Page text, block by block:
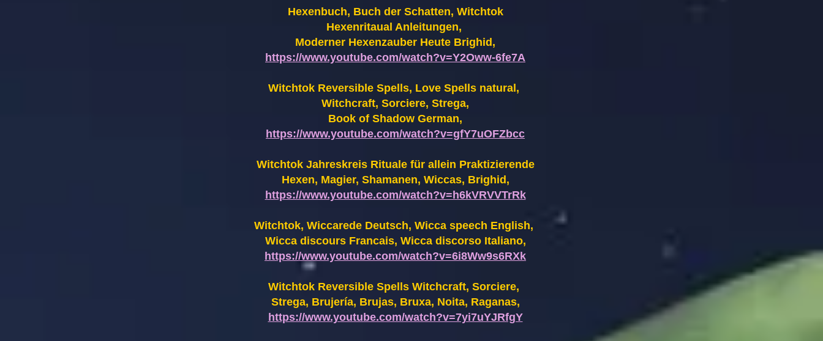
Hexenbuch, Buch der Schatten, Witchtok
Hexenritaual Anleitungen,
Moderner Hexenzauber Heute Brighid,
https://www.youtube.com/watch?v=Y2Oww-6fe7A
Witchtok Reversible Spells, Love Spells natural,
Witchcraft, Sorciere, Strega,
Book of Shadow German,
https://www.youtube.com/watch?v=gfY7uOFZbcc
Witchtok Jahreskreis Rituale für allein Praktizierende
Hexen, Magier, Shamanen, Wiccas, Brighid,
https://www.youtube.com/watch?v=h6kVRVVTrRk
Witchtok, Wiccarede Deutsch, Wicca speech English,
Wicca discours Francais, Wicca discorso Italiano,
https://www.youtube.com/watch?v=6i8Ww9s6RXk
Witchtok Reversible Spells Witchcraft, Sorciere,
Strega, Brujería, Brujas, Bruxa, Noita, Raganas,
https://www.youtube.com/watch?v=7yi7uYJRfgY